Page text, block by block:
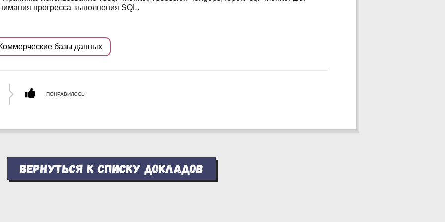
прогресса выполнения SQL.
Коммерческие базы данных
ПОНРАВИЛОСЬ
Вернуться к списку докладов